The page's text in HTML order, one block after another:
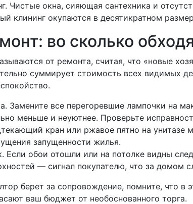
Чистые окна, сияющая сантехника и
клининг окупаются в десятикратном
во сколько
от ремонта, считая, что «новые
суммирует стоимость всех видимых
Замените все перегоревшие лампочки на
меньше и неуютнее. Проверьте
кран или ржавое пятно на унитазе
запущенности жилья.
Если обои отошли или на потолке видны
— сигнал покупателю, что за домом
берет за сопровождение, помните, что
ваш бюджет от необоснованного торга.